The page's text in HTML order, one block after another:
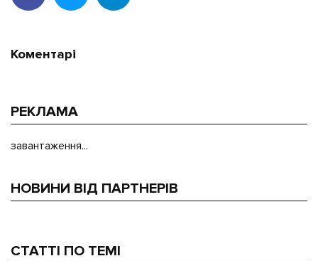
Коментарі
РЕКЛАМА
завантаження...
НОВИНИ ВІД ПАРТНЕРІВ
СТАТТІ ПО ТЕМІ